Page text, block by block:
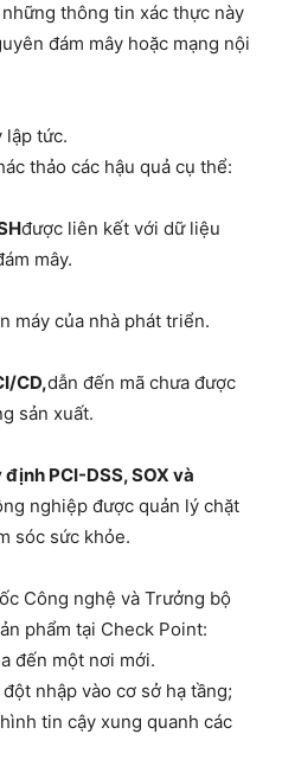
thông tin xác thực này
đám mây hoặc mạng nội
lập tức.
thảo các hậu quả cụ thể:
được liên kết với dữ liệu
mây.
máy của nhà phát triển.
CD,dẫn đến mã chưa được
sản xuất.
PCI-DSS, SOX và
nghiệp được quản lý chặt
sóc sức khỏe.
Công nghệ và Trưởng bộ
phẩm tại Check Point:
đến một nơi mới.
nhập vào cơ sở hạ tầng;
tin cậy xung quanh các